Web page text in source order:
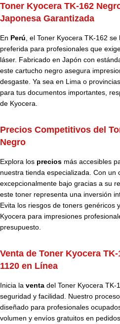
Toner Kyocera TK-162
Japonesa Garantizada
En Perú , el Toner Kyocera TK-162
preferida para profesionales que
láser. Fabricado en Japón con
este cartucho negro asegura
desgaste. Ya sea en Lima o
para tus documentos importantes,
de Kyocera.
Precios Competitivos del
Negro
Explora los precios más accesibles
nuestra tienda especializada. Con un
excepcionalmente bajo gracias a su
este toner representa una inversión
Evita los riesgos de toners genéricos
Kyocera para impresiones
presupuesto.
Venta de Toner Kyocera
1120 en Línea
Inicia la venta del Toner Kyocera TK-
seguridad y facilidad. Nuestro
diseñado para profesionales
volumen y envíos gratuitos en